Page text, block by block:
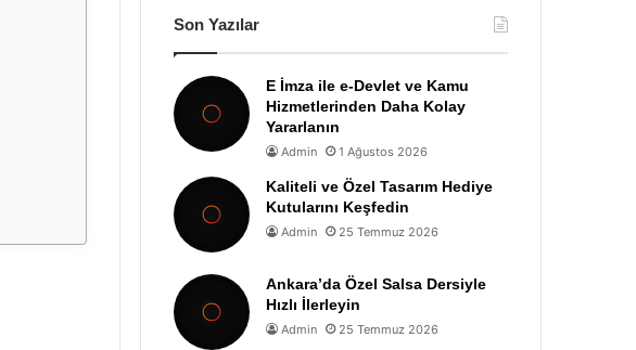
Son Yazılar
E İmza ile e-Devlet ve Kamu
Hizmetlerinden Daha Kolay
Yararlanın
Admin 1 Ağustos 2026
Kaliteli ve Özel Tasarım Hediye
Kutularını Keşfedin
Admin 25 Temmuz 2026
Ankara’da Özel Salsa Dersiyle
Hızlı İlerleyin
Admin 25 Temmuz 2026